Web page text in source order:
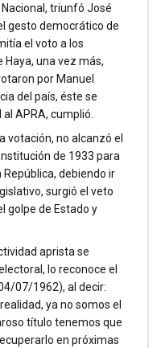
triunfó José
gesto democrático de
el voto a los
Haya, una vez más,
por Manuel
del país, éste se
APRA, cumplió.
votación, no alcanzó el
de 1933 para
debiendo ir
surgió el veto
golpe de Estado y
aprista se
lo reconoce el
07/1962), al decir:
ya no somos el
título tenemos que
en próximas